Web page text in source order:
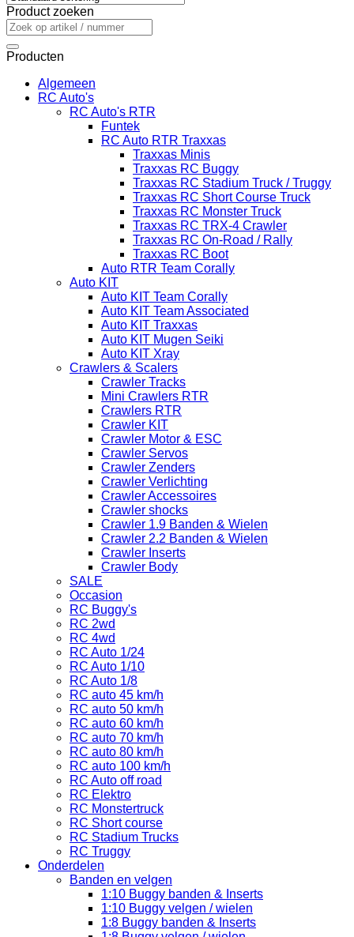
Product zoeken
Zoeken
naar:
Producten
Algemeen
RC Auto's
RC Auto's RTR
Funtek
RC Auto RTR Traxxas
Traxxas Minis
Traxxas RC Buggy
Traxxas RC Stadium Truck / Truggy
Traxxas RC Short Course Truck
Traxxas RC Monster Truck
Traxxas RC TRX-4 Crawler
Traxxas RC On-Road / Rally
Traxxas RC Boot
Auto RTR Team Corally
Auto KIT
Auto KIT Team Corally
Auto KIT Team Associated
Auto KIT Traxxas
Auto KIT Mugen Seiki
Auto KIT Xray
Crawlers & Scalers
Crawler Tracks
Mini Crawlers RTR
Crawlers RTR
Crawler KIT
Crawler Motor & ESC
Crawler Servos
Crawler Zenders
Crawler Verlichting
Crawler Accessoires
Crawler shocks
Crawler 1.9 Banden & Wielen
Crawler 2.2 Banden & Wielen
Crawler Inserts
Crawler Body
SALE
Occasion
RC Buggy's
RC 2wd
RC 4wd
RC Auto 1/24
RC Auto 1/10
RC Auto 1/8
RC auto 45 km/h
RC auto 50 km/h
RC auto 60 km/h
RC auto 70 km/h
RC auto 80 km/h
RC auto 100 km/h
RC Auto off road
RC Elektro
RC Monstertruck
RC Short course
RC Stadium Trucks
RC Truggy
Onderdelen
Banden en velgen
1:10 Buggy banden & Inserts
1:10 Buggy velgen / wielen
1:8 Buggy banden & Inserts